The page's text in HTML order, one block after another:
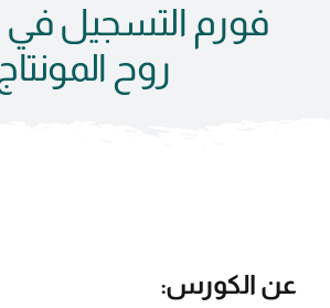
فورم التسجيل
روح المونتاج
عن الكورس: